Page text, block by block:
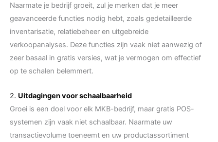
Naarmate je bedrijf groeit, zul je merken dat je meer
geavanceerde functies nodig hebt, zoals gedetailleerde
inventarisatie, relatiebeheer en uitgebreide
verkoopanalyses. Deze functies zijn vaak niet aanwezig of
zeer basaal in gratis versies, wat je vermogen om effectief
op te schalen belemmert.
2. Uitdagingen voor schaalbaarheid
Groei is een doel voor elk MKB-bedrijf, maar gratis POS-
systemen zijn vaak niet schaalbaar. Naarmate uw
transactievolume toeneemt en uw productassortiment